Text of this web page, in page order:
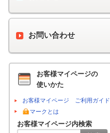
お問い合わせ
お客様マイページの
使いかた
お客様マイページ ご利用ガイド
マークとは
お客様マイページ内検索